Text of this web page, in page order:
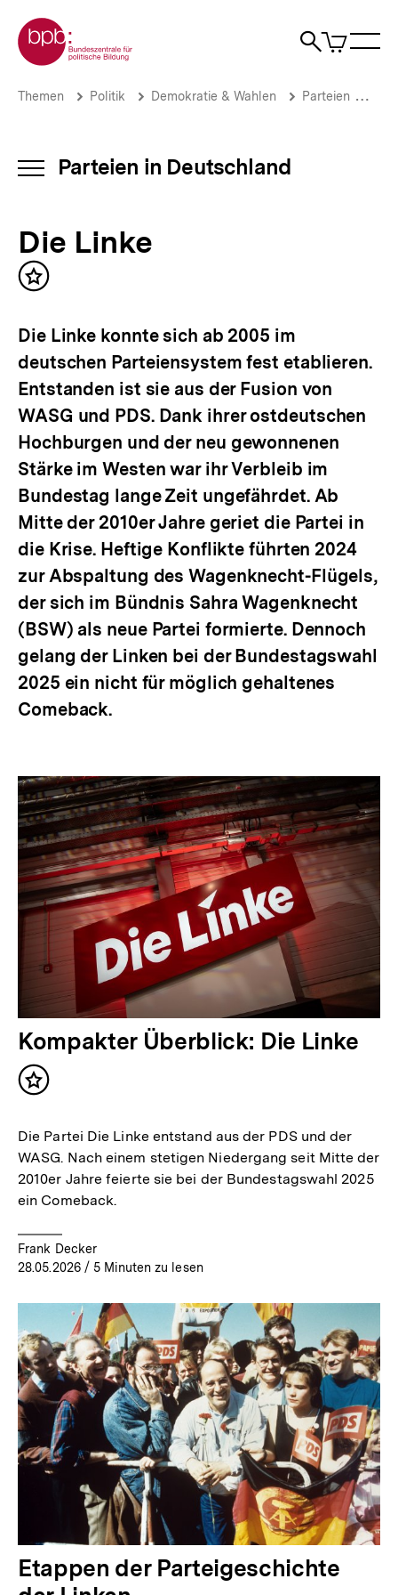
zum
Seiteninhalt
springen
Zur Startseite der bpb
Suche
Artikel
im
Die
Deutschland
Brotkrümelnavigation
Pfadnavigation
Themen Politik Demokratie & Wahlen Parteien
INHALTSNAVIGATION
Parteien in Deutschland
Die Linke
Inhalt
Die Linke konnte sich ab 2005 im
deutschen Parteiensystem fest etablieren.
Entstanden ist sie aus der Fusion von
WASG und PDS. Dank ihrer ostdeutschen
Hochburgen und der neu gewonnenen
Stärke im Westen war ihr Verbleib im
Bundestag lange Zeit ungefährdet. Ab
Mitte der 2010er Jahre geriet die Partei in
die Krise. Heftige Konflikte führten 2024
zur Abspaltung des Wagenknecht-Flügels,
der sich im Bündnis Sahra Wagenknecht
(BSW) als neue Partei formierte. Dennoch
gelang der Linken bei der Bundestagswahl
2025 ein nicht für möglich gehaltenes
Comeback.
Kompakter Überblick: Die Linke
Inhalt
Die Partei Die Linke entstand aus der PDS und der
WASG. Nach einem stetigen Niedergang seit Mitte der
2010er Jahre feierte sie bei der Bundestagswahl 2025
ein Comeback.
Frank Decker
28.05.2026/ 5 Minuten zu lesen
Etappen der Parteigeschichte